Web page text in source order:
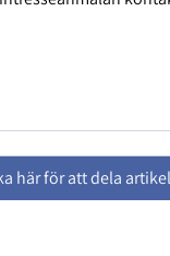
här för att dela